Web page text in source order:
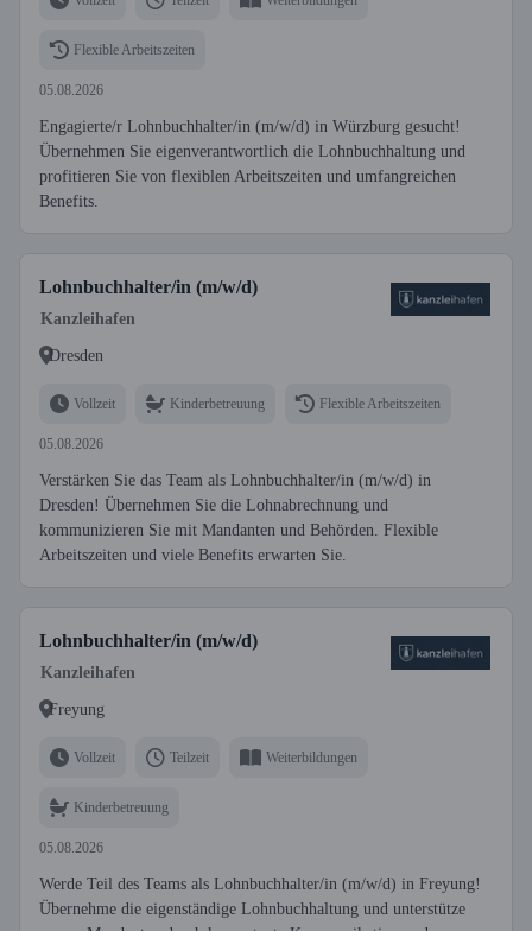
Flexible Arbeitszeiten
05.08.2026
Engagierte/r Lohnbuchhalter/in (m/w/d) in Würzburg gesucht!
Übernehmen Sie eigenverantwortlich die Lohnbuchhaltung und
profitieren Sie von flexiblen Arbeitszeiten und umfangreichen
Benefits.
Lohnbuchhalter/in (m/w/d)
Kanzleihafen
Dresden
Vollzeit Kinderbetreuung Flexible Arbeitszeiten
05.08.2026
Verstärken Sie das Team als Lohnbuchhalter/in (m/w/d) in
Dresden! Übernehmen Sie die Lohnabrechnung und
kommunizieren Sie mit Mandanten und Behörden. Flexible
Arbeitszeiten und viele Benefits erwarten Sie.
Lohnbuchhalter/in (m/w/d)
Kanzleihafen
Freyung
Vollzeit Teilzeit Weiterbildungen
Kinderbetreuung
05.08.2026
Werde Teil des Teams als Lohnbuchhalter/in (m/w/d) in Freyung!
Übernehme die eigenständige Lohnbuchhaltung und unterstütze